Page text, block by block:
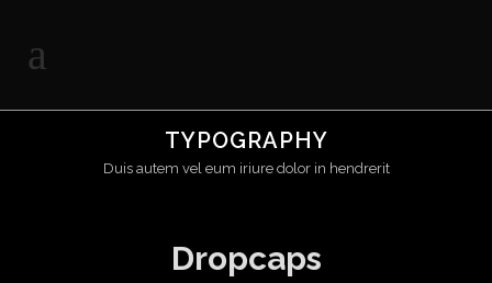
TYPOGRAPHY
Duis autem vel eum iriure dolor in hendrerit
Dropcaps